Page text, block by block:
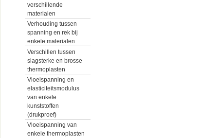
verschillende
materialen
Verhouding tussen
spanning en rek bij
enkele materialen
Verschillen tussen
slagsterke en brosse
thermoplasten
Vloeispanning en
elasticiteitsmodulus
van enkele
kunststoffen
(drukproef)
Vloeispanning van
enkele thermoplasten